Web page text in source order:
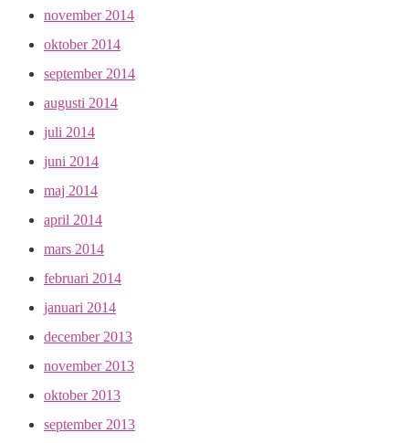
november 2014
oktober 2014
september 2014
augusti 2014
juli 2014
juni 2014
maj 2014
april 2014
mars 2014
februari 2014
januari 2014
december 2013
november 2013
oktober 2013
september 2013